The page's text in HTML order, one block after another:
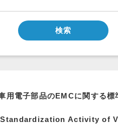
検索
用電子部品のEMCに関する標
Activity of